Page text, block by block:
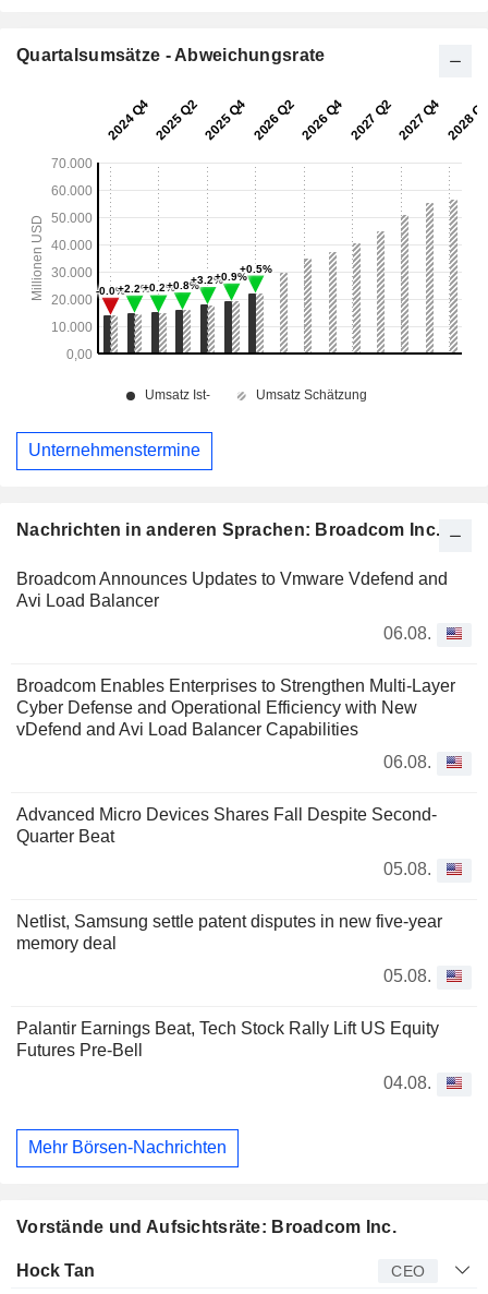
Nachrichten in anderen Sprachen: Broadcom Inc.
Broadcom Announces Updates to Vmware Vdefend and
Avi Load Balancer
06.08.
Broadcom Enables Enterprises to Strengthen Multi-Layer
Cyber Defense and Operational Efficiency with New
vDefend and Avi Load Balancer Capabilities
06.08.
Advanced Micro Devices Shares Fall Despite Second-
Quarter Beat
05.08.
Netlist, Samsung settle patent disputes in new five-year
memory deal
05.08.
Palantir Earnings Beat, Tech Stock Rally Lift US Equity
Futures Pre-Bell
04.08.
Mehr Börsen-Nachrichten
Vorstände und Aufsichtsräte: Broadcom Inc.
Manager
Hock Tan CEO
Quartalsumsätze - Abweichungsrate
Unternehmenstermine